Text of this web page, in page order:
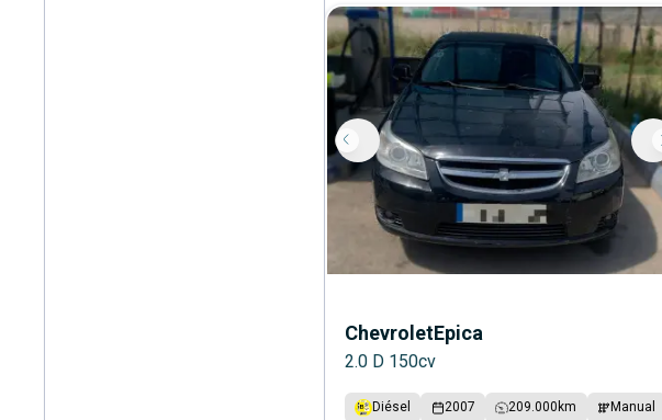
ChevroletEpica
2.0 D 150cv
Diésel 2007 209.000 km Manual